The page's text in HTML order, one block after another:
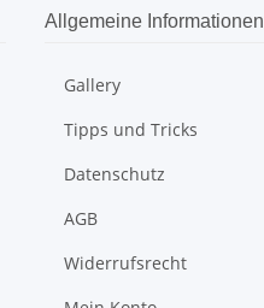
Allgemeine Informationen
Gallery
Tipps und Tricks
Datenschutz
AGB
Widerrufsrecht